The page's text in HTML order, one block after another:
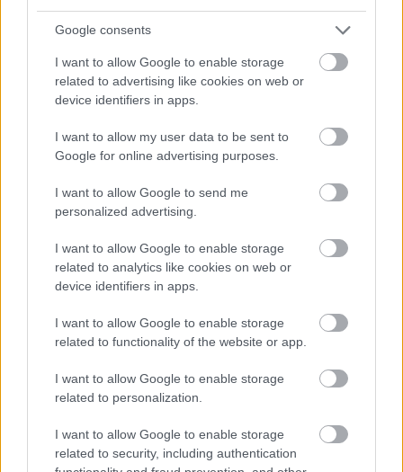
Google consents
I want to allow Google to enable storage
related to advertising like cookies on web or
device identifiers in apps.
I want to allow my user data to be sent to
Google for online advertising purposes.
I want to allow Google to send me
personalized advertising.
I want to allow Google to enable storage
related to analytics like cookies on web or
device identifiers in apps.
I want to allow Google to enable storage
related to functionality of the website or app.
I want to allow Google to enable storage
related to personalization.
I want to allow Google to enable storage
related to security, including authentication
Meccs Center
Paris Saint-Germainvs
Manchester United
Nya Ullevi, Göteborg
2026-08-08 17:00
vs Manchester United
ELŐZŐ MÉRKŐZÉSEK